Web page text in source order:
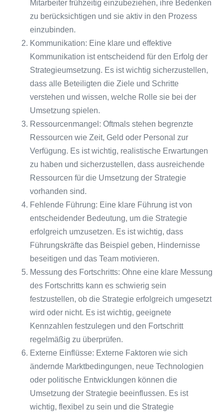
Mitarbeiter frühzeitig einzubeziehen, ihre Bedenken
zu berücksichtigen und sie aktiv in den Prozess
einzubinden.
Kommunikation: Eine klare und effektive
Kommunikation ist entscheidend für den Erfolg der
Strategieumsetzung. Es ist wichtig sicherzustellen,
dass alle Beteiligten die Ziele und Schritte
verstehen und wissen, welche Rolle sie bei der
Umsetzung spielen.
Ressourcenmangel: Oftmals stehen begrenzte
Ressourcen wie Zeit, Geld oder Personal zur
Verfügung. Es ist wichtig, realistische Erwartungen
zu haben und sicherzustellen, dass ausreichende
Ressourcen für die Umsetzung der Strategie
vorhanden sind.
Fehlende Führung: Eine klare Führung ist von
entscheidender Bedeutung, um die Strategie
erfolgreich umzusetzen. Es ist wichtig, dass
Führungskräfte das Beispiel geben, Hindernisse
beseitigen und das Team motivieren.
Messung des Fortschritts: Ohne eine klare Messung
des Fortschritts kann es schwierig sein
festzustellen, ob die Strategie erfolgreich umgesetzt
wird oder nicht. Es ist wichtig, geeignete
Kennzahlen festzulegen und den Fortschritt
regelmäßig zu überprüfen.
Externe Einflüsse: Externe Faktoren wie sich
ändernde Marktbedingungen, neue Technologien
oder politische Entwicklungen können die
Umsetzung der Strategie beeinflussen. Es ist
wichtig, flexibel zu sein und die Strategie